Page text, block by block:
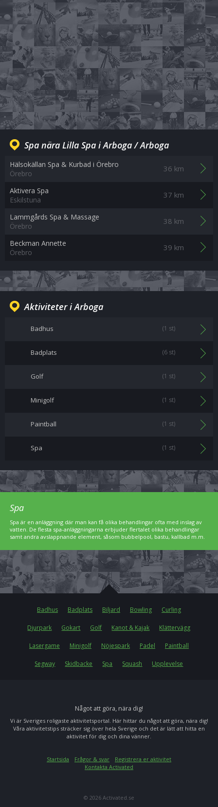
Spa nära Lilla Spa i Arboga / Arboga
Hälsokällan Spa & Kurbad i Örebro
Örebro
36 km
Aktivera Spa
Eskilstuna
37 km
Lammgårds Spa & Massage
Örebro
38 km
Beckman Annette
Örebro
39 km
Aktiviteter i Arboga
Badhus (1 st)
Badplats (6 st)
Golf (1 st)
Minigolf (1 st)
Paintball (1 st)
Spa (1 st)
Spa
Spa är en anläggning där man kan få olika behandlingar ofta med inslag av
vatten. De flesta spa-anläggningarna erbjuder flertalet olika behandlingar
samt andra avslappnande element, såsom bubbelpool, bastu, kallbad m.m.
Badhus Badplats Biljard Bowling Curling
Djurpark Gokart Golf Kanot & Kajak Klättervägg
Lasergame Minigolf Nöjespark Padel Paintball
Segway Skidbacke Spa Squash Upplevelse
Något att göra, nära dig!
Vi är Sveriges roligaste aktivitetsportal. Här hittar du något att göra, nära dig!
Våra aktivitetstips sträcker sig över hela Sverige och det är lätt att hitta en
aktivitet för dig och dina vänner.
Startsida Frågor & svar
Registrera er aktivitet
Kontakta Activated
© 2026 Activated.se